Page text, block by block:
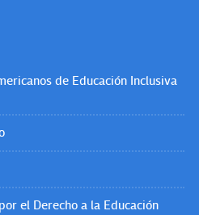
de Educación Inclusiva
el Derecho a la Educación